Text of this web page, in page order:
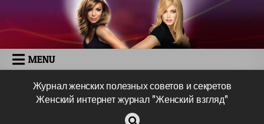
MENU
Журнал женских полезных советов и секретов
Женский интернет журнал "Женский взгляд"